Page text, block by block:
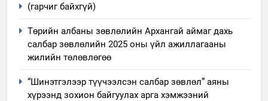
(гарчиг байхгүй)
Төрийн албаны зөвлөлийн Архангай аймаг дахь
салбар зөвлөлийн 2025 оны үйл ажиллагааны
жилийн төлөвлөгөө
“Шинэтгэлээр түүчээлсэн салбар зөвлөл” аяны
хүрээнд зохион байгуулах арга хэмжээний